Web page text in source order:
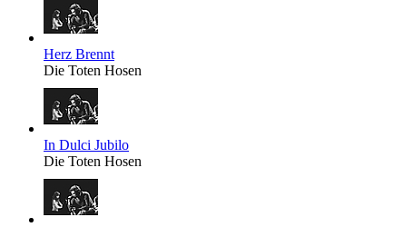
Herz Brennt
Die Toten Hosen
In Dulci Jubilo
Die Toten Hosen